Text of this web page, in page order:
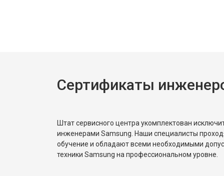
Замена реле
Сертификаты
Штат сервисного центра укомплектован
инженерами Samsung. Наши специалисты
обучение и обладают всеми необходимыми
техники Samsung на профессиональном уровне.